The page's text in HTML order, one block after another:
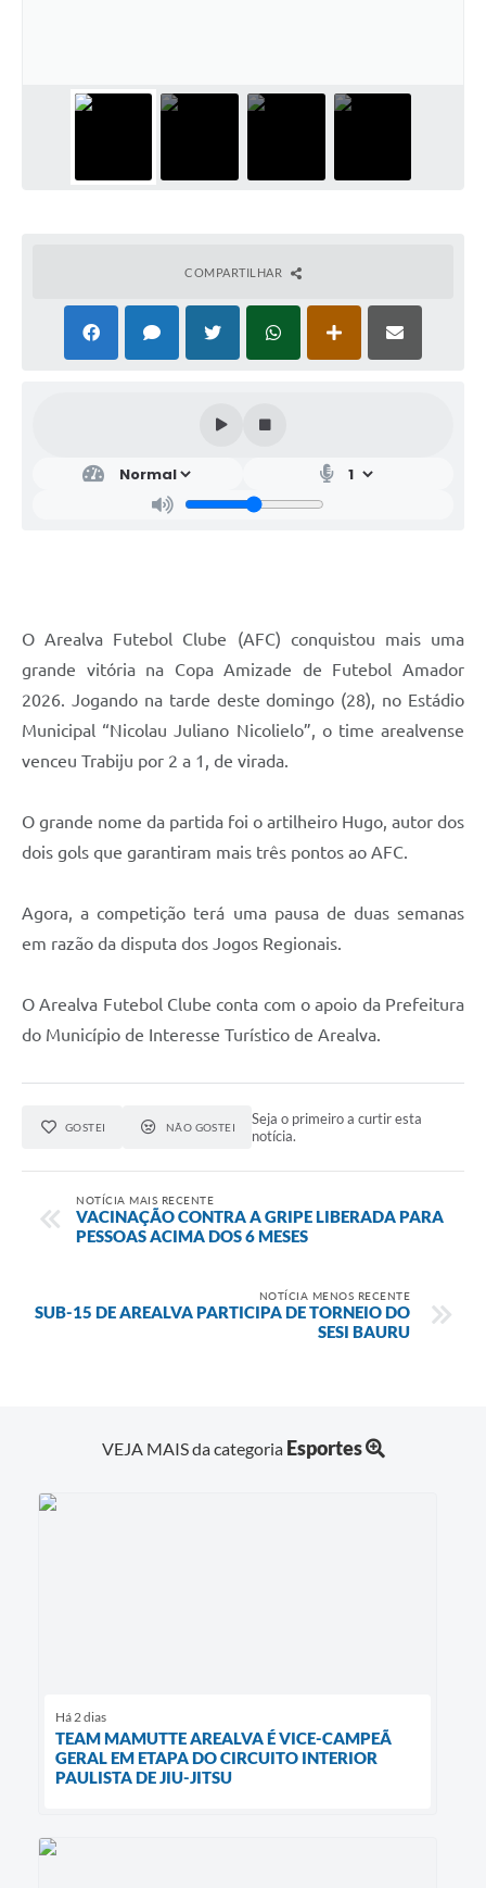
COMPARTILHAR
O Arealva Futebol Clube (AFC) conquistou mais uma
grande vitória na Copa Amizade de Futebol Amador
2026. Jogando na tarde deste domingo (28), no Estádio
Municipal “Nicolau Juliano Nicolielo”, o time arealvense
venceu Trabiju por 2 a 1, de virada.
O grande nome da partida foi o artilheiro Hugo, autor dos
dois gols que garantiram mais três pontos ao AFC.
Agora, a competição terá uma pausa de duas semanas
em razão da disputa dos Jogos Regionais.
O Arealva Futebol Clube conta com o apoio da Prefeitura
do Município de Interesse Turístico de Arealva.
GOSTEI NÃO GOSTEI
Seja o primeiro a curtir esta
notícia.
NOTÍCIA MAIS RECENTE
VACINAÇÃO CONTRA A GRIPE LIBERADA PARA
PESSOAS ACIMA DOS 6 MESES
NOTÍCIA MENOS RECENTE
SUB-15 DE AREALVA PARTICIPA DE TORNEIO DO
SESI BAURU
VEJA MAIS da categoria Esportes
Há 2 dias
TEAM MAMUTTE AREALVA É VICE-CAMPEÃ
GERAL EM ETAPA DO CIRCUITO INTERIOR
PAULISTA DE JIU-JITSU